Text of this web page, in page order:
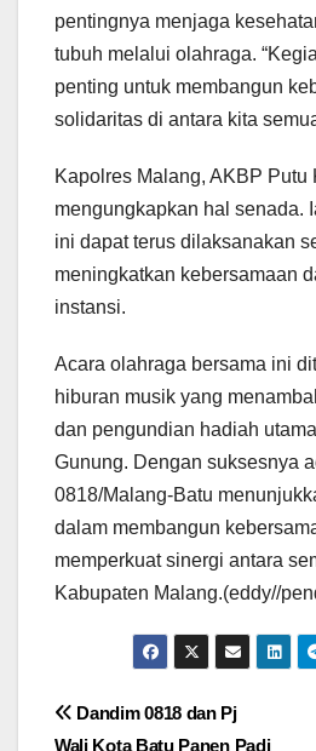
pentingnya menjaga
tubuh melalui olahraga.
penting untuk membangun
solidaritas di antara kita
Kapolres Malang, AKBP Putu
mengungkapkan hal senada.
ini dapat terus dilaksanakan
meningkatkan kebersamaan
instansi.
Acara olahraga bersama ini
hiburan musik yang
dan pengundian hadiah
Gunung. Dengan suksesnya
0818/Malang-Batu
dalam membangun
memperkuat sinergi antara
Kabupaten Malang.(eddy//
Navigasi
Dandim 0818 dan Pj
Wali Kota Batu Panen Padi